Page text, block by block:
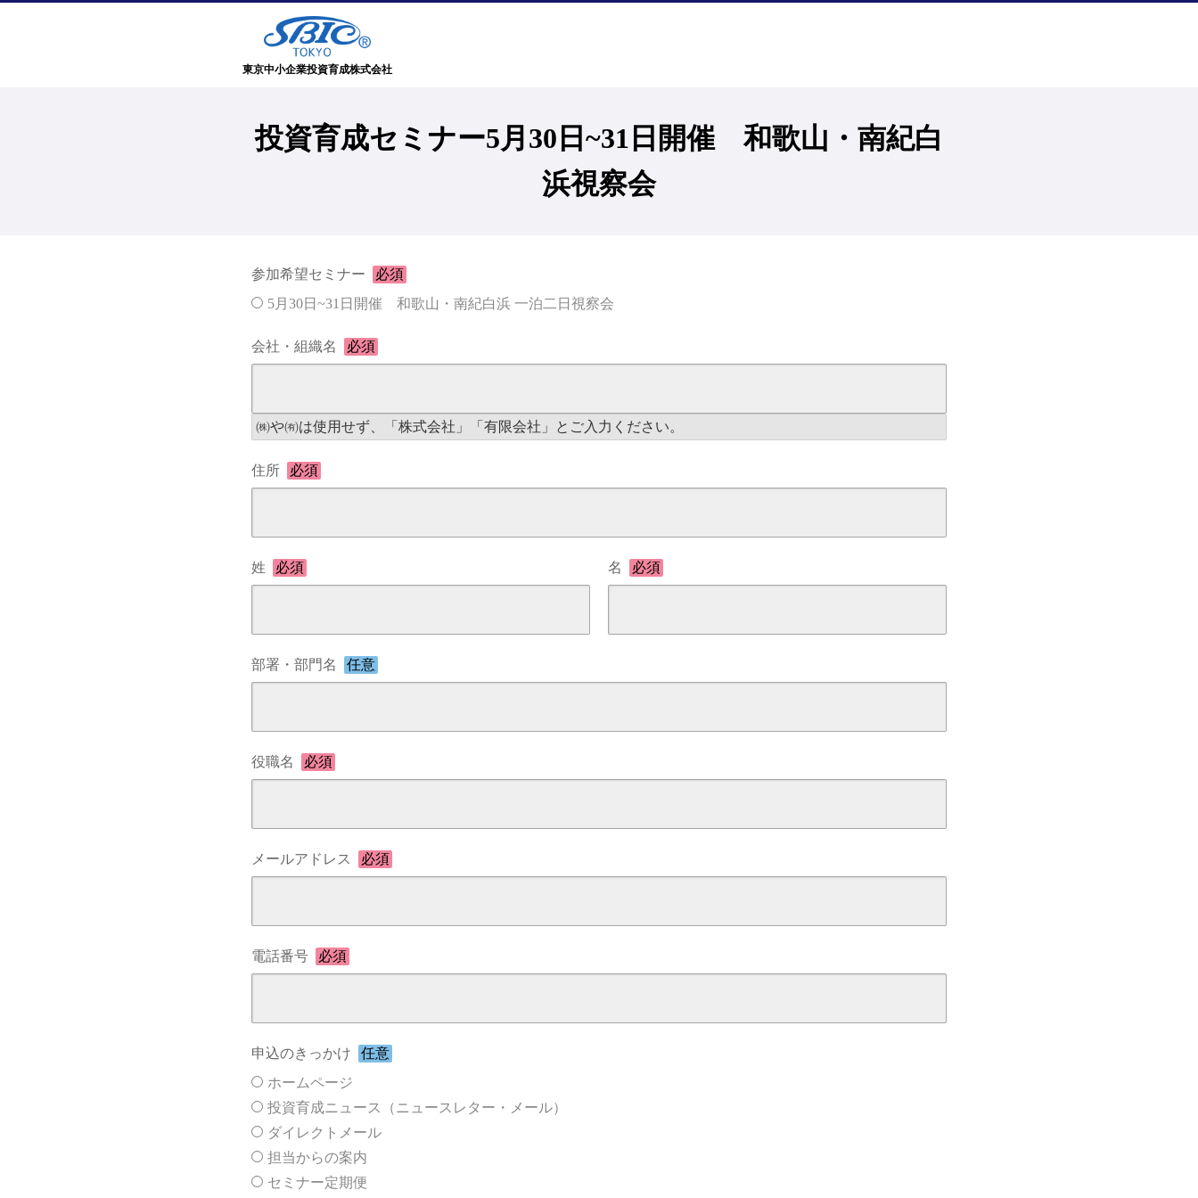
東京中小企業投資育成株式会社
投資育成セミナー5月30日~31日開催 和歌山・南紀白
浜視察会
参加希望セミナー
必須
5月30日~31日開催 和歌山・南紀白浜 一泊二日視察会
会社・組織名 必須
㈱や㈲は使用せず、「株式会社」「有限会社」とご入力ください。
住所 必須
姓 必須 名 必須
部署・部門名 任意
役職名 必須
メールアドレス 必須
電話番号 必須
申込のきっかけ
任意
ホームページ
投資育成ニュース（ニュースレター・メール）
ダイレクトメール
担当からの案内
セミナー定期便